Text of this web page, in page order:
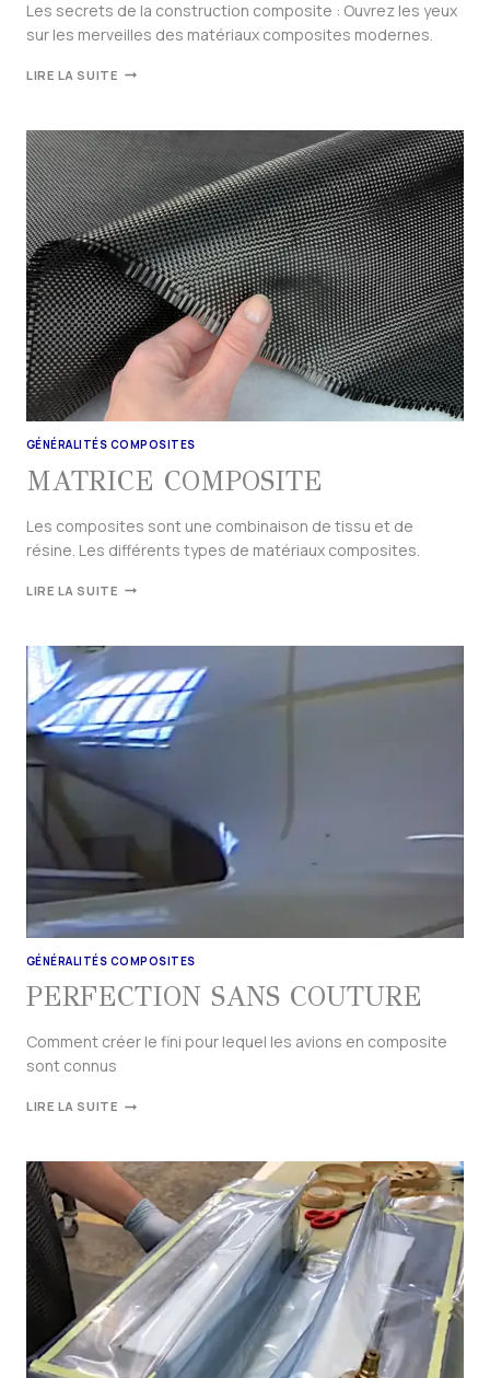
Les secrets de la construction composite : Ouvrez les yeux
sur les merveilles des matériaux composites modernes.
LIRE LA SUITE
GÉNÉRALITÉS COMPOSITES
MATRICE COMPOSITE
Les composites sont une combinaison de tissu et de
résine. Les différents types de matériaux composites.
LIRE LA SUITE
GÉNÉRALITÉS COMPOSITES
PERFECTION SANS COUTURE
Comment créer le fini pour lequel les avions en composite
sont connus
LIRE LA SUITE